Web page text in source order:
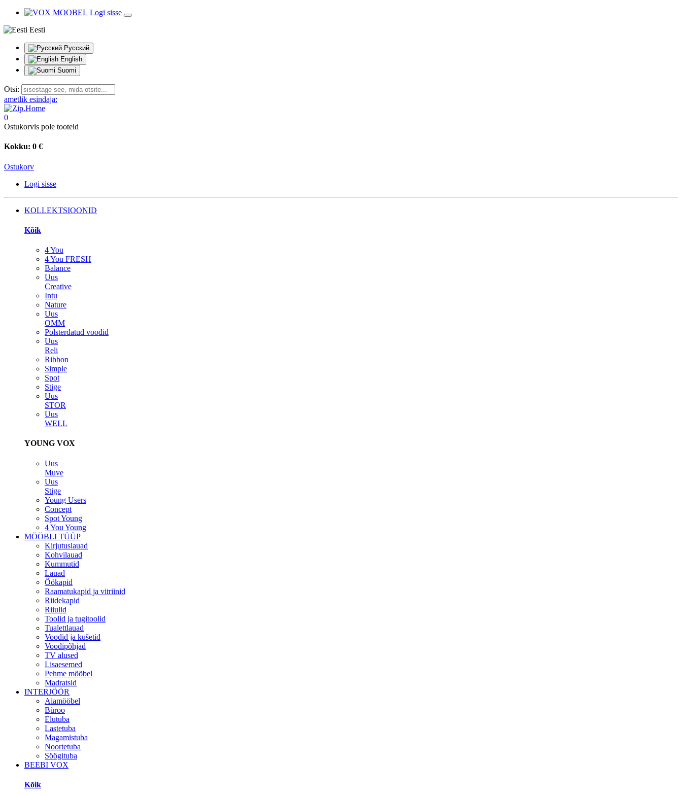
Logi sisse
Eesti
Русский
English
Suomi
Otsi:
ametlik esindaja:
0
Ostukorvis pole tooteid
Kokku: 0 €
Ostukorv
Logi sisse
KOLLEKTSIOONID
Kõik
4 You
4 You FRESH
Balance
Uus
Creative
Intu
Nature
Uus
OMM
Polsterdatud voodid
Uus
Reli
Ribbon
Simple
Spot
Stige
Uus
STOR
Uus
WELL
YOUNG VOX
Uus
Muve
Uus
Stige
Young Users
Concept
Spot Young
4 You Young
MÖÖBLI TÜÜP
Kirjutuslauad
Kohvilauad
Kummutid
Lauad
Öökapid
Raamatukapid ja vitriinid
Riidekapid
Riiulid
Toolid ja tugitoolid
Tualettlauad
Voodid ja kušetid
Voodipõhjad
TV alused
Lisaesemed
Pehme mööbel
Madratsid
INTERJÖÖR
Aiamööbel
Büroo
Elutuba
Lastetuba
Magamistuba
Noortetuba
Söögituba
BEEBI VOX
Kõik